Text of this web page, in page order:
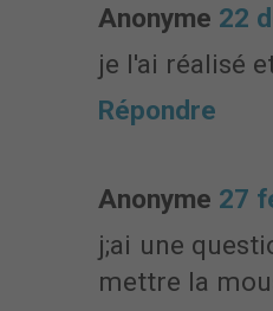
Anonyme 22
je l'ai réalisé
Répondre
Anonyme 27
j;ai une
mettre la